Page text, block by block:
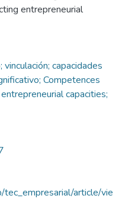
entrepreneurial
capacidades
Competences
capacities;
tec_empresarial/article/vie